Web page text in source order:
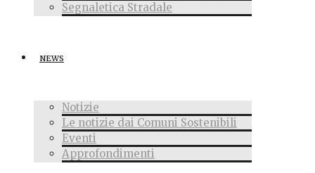
Segnaletica Stradale
NEWS
Notizie
Le notizie dai Comuni Sostenibili
Eventi
Approfondimenti